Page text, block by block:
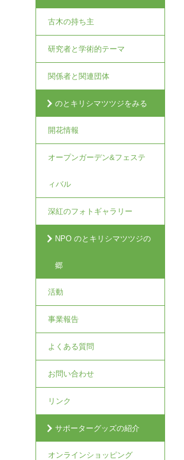
古木の持ち主
研究者と学術的テーマ
関係者と関連団体
のとキリシマツツジをみる
開花情報
オープンガーデン&フェステ
ィバル
深紅のフォトギャラリー
NPO のとキリシマツツジの
郷
活動
事業報告
よくある質問
お問い合わせ
リンク
サポーターグッズの紹介
オンラインショッピング